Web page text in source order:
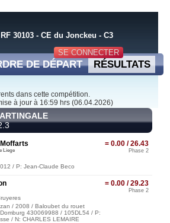
SE CONNECTER
RF 30103 - CE du Jonckeu - C3
DE DÉPART RÉSULTATS
dans cette compétition.
à jour à 16:59 hrs (06.04.2026)
= 0.00 / 26.43
Phase 2
Liege
/ P: Jean-Claude Beco
= 0.00 / 29.23
Phase 2
/ 2008 / Baloubet du rouet
430069988 / 105DL54 / P:
/ N: CHARLES LEMAIRE